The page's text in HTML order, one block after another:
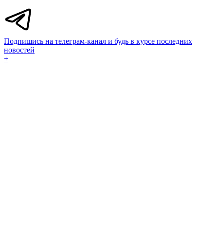
Подпишись на телеграм-канал и будь в курсе последних
новостей
+